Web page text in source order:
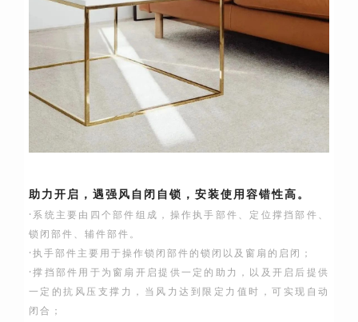
助力开启，遇强风自闭自锁，安装使用容错性高。
·系统主要由四个部件组成，操作执手部件、定位撑挡部件、
锁闭部件、辅件部件。
·执手部件主要用于操作锁闭部件的锁闭以及窗扇的启闭；
·撑挡部件用于为窗扇开启提供一定的助力，以及开启后提供
一定的抗风压支撑力，当风力达到限定力值时，可实现自动
闭合；